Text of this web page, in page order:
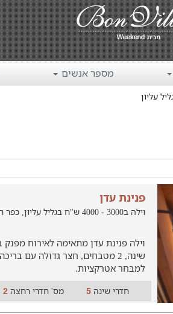
מספר אנשים
פנינת עדן
וילה ב3000 - 4000 ש"ח בגליל עליון, כפר חנניה
שינה, 2 מטבחים, חצר גדולה עם
למבחר אטרקציות.
חדרי שינה5 מס' חדרי רחצה2